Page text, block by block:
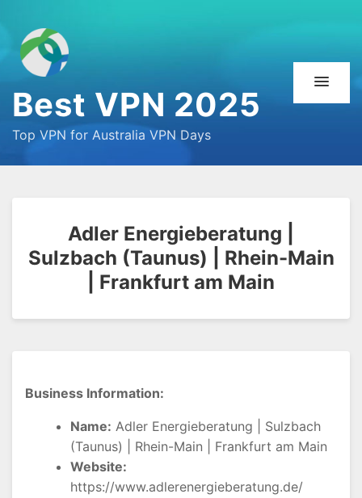
Best VPN 2025
Top VPN for Australia VPN Days
Adler Energieberatung |
Sulzbach (Taunus) | Rhein-Main
| Frankfurt am Main
Business Information:
Name: Adler Energieberatung | Sulzbach
(Taunus) | Rhein-Main | Frankfurt am Main
Website:
https://www.adlerenergieberatung.de/